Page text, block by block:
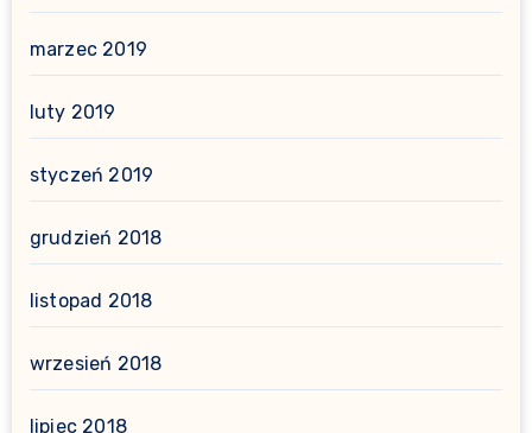
marzec 2019
luty 2019
styczeń 2019
grudzień 2018
listopad 2018
wrzesień 2018
lipiec 2018